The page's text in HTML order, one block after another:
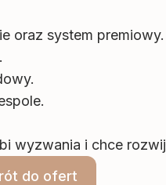
oraz system premiowy.
wyzwania i chce
do ofert